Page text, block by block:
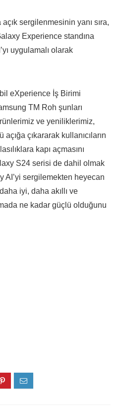
sergilenmesinin yanı sıra,
Experience standına
uygulamalı olarak
eXperience İş Birimi
TM Roh şunları
ve yeniliklerimiz,
çıkararak kullanıcıların
kapı açmasını
S24 serisi de dahil olmak
AI’yi sergilemekten heyecan
iyi, daha akıllı ve
ne kadar güçlü olduğunu